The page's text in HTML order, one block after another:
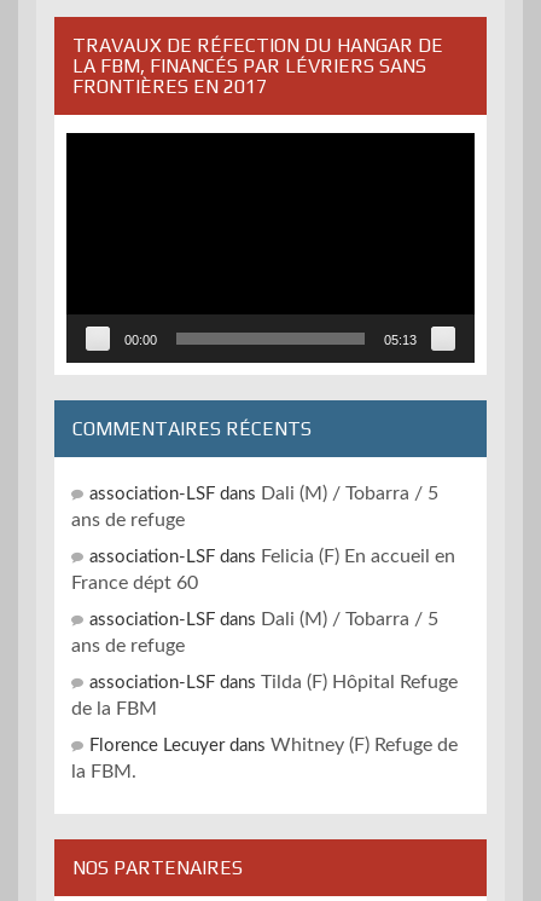
TRAVAUX DE RÉFECTION DU HANGAR DE
LA FBM, FINANCÉS PAR LÉVRIERS SANS
FRONTIÈRES EN 2017
00:00 05:13
COMMENTAIRES RÉCENTS
association-LSF dans Dali (M) / Tobarra / 5
ans de refuge
association-LSF dans Felicia (F) En accueil en
France dépt 60
association-LSF dans Dali (M) / Tobarra / 5
ans de refuge
association-LSF dans Tilda (F) Hôpital Refuge
de la FBM
Florence Lecuyerdans Whitney (F) Refuge de
la FBM.
NOS PARTENAIRES